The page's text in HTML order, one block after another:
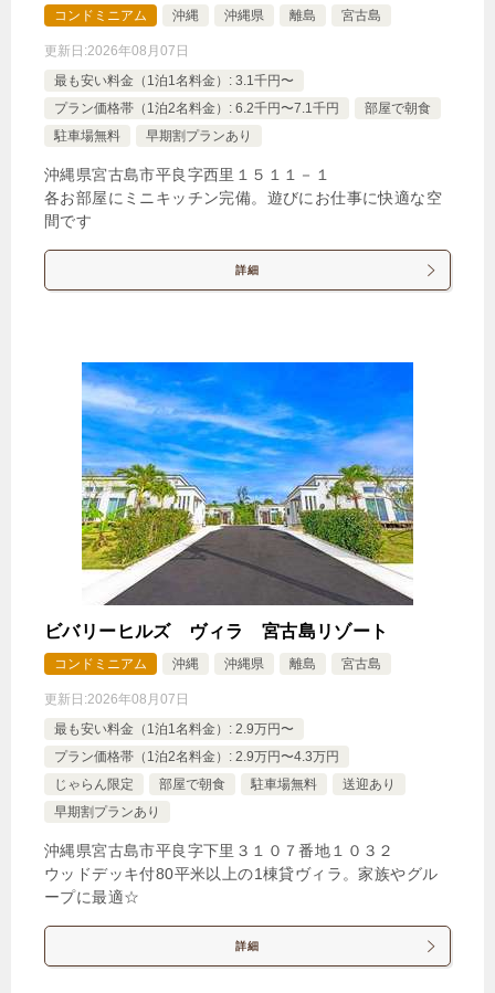
コンドミニアム 沖縄 沖縄県 離島 宮古島
更新日:2026年08月07日
最も安い料金（1泊1名料金）: 3.1千円〜
プラン価格帯（1泊2名料金）: 6.2千円〜7.1千円
部屋で朝食
駐車場無料
早期割プランあり
沖縄県宮古島市平良字西里１５１１－１
各お部屋にミニキッチン完備。遊びにお仕事に快適な空
間です
詳細
ビバリーヒルズ ヴィラ 宮古島リゾート
コンドミニアム 沖縄 沖縄県 離島 宮古島
更新日:2026年08月07日
最も安い料金（1泊1名料金）: 2.9万円〜
プラン価格帯（1泊2名料金）: 2.9万円〜4.3万円
じゃらん限定
部屋で朝食 駐車場無料
送迎あり
早期割プランあり
沖縄県宮古島市平良字下里３１０７番地１０３２
ウッドデッキ付80平米以上の1棟貸ヴィラ。家族やグル
ープに最適☆
詳細